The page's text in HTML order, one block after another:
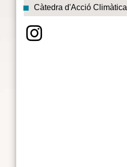
Càtedra d'Acció Climàtica